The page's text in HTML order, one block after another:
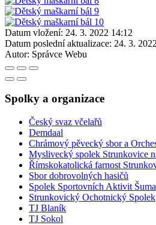
Datum vložení: 24. 3. 2022 14:12
Datum poslední aktualizace: 24. 3.
Autor: Správce Webu
Spolky a organizace
Český svaz včelařů
Demdaal
Chrámový pěvecký sbor a
Myslivecký spolek Strunkovice
Římskokatolická farnost
Sbor dobrovolných hasičů
Spolek Sportovních Aktivit
Strunkovický Ochotnický Spolek
TJ Blaník
TJ Sokol